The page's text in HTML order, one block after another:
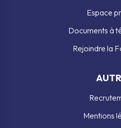
Espace
Documents à
Rejoindre la
Mentions